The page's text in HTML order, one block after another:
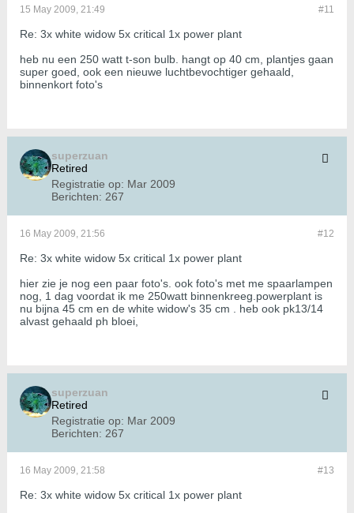
#11
15 May 2009, 21:49
Re: 3x white widow 5x critical 1x power plant
heb nu een 250 watt t-son bulb. hangt op 40 cm, plantjes gaan
super goed, ook een nieuwe luchtbevochtiger gehaald,
binnenkort foto's
superzuan
Retired
Registratie op: Mar 2009
Berichten: 267
#12
16 May 2009, 21:56
Re: 3x white widow 5x critical 1x power plant
hier zie je nog een paar foto's. ook foto's met me spaarlampen
nog, 1 dag voordat ik me 250watt binnenkreeg.powerplant is
nu bijna 45 cm en de white widow's 35 cm . heb ook pk13/14
alvast gehaald ph bloei,
superzuan
Retired
Registratie op: Mar 2009
Berichten: 267
#13
16 May 2009, 21:58
Re: 3x white widow 5x critical 1x power plant